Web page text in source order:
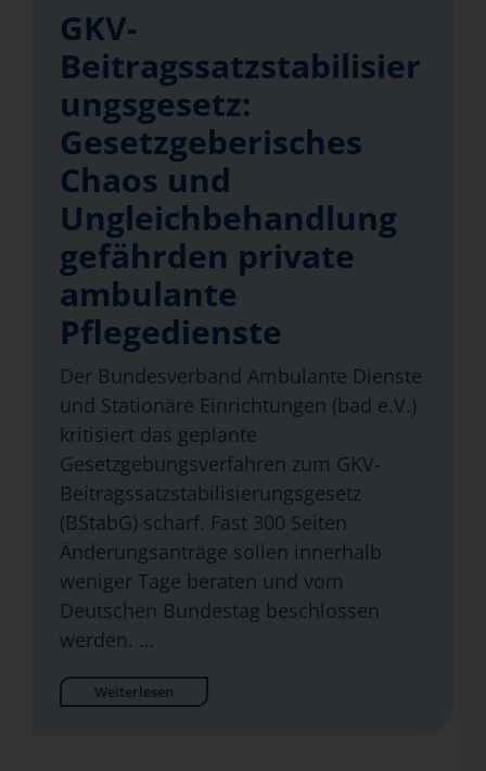
GKV-
Beitragssatzstabilisier
ungsgesetz:
Gesetzgeberisches
Chaos und
Ungleichbehandlung
gefährden private
ambulante
Pflegedienste
Der Bundesverband Ambulante Dienste
und Stationäre Einrichtungen (bad e.V.)
kritisiert das geplante
Gesetzgebungsverfahren zum GKV-
Beitragssatzstabilisierungsgesetz
(BStabG) scharf. Fast 300 Seiten
Änderungsanträge sollen innerhalb
weniger Tage beraten und vom
Deutschen Bundestag beschlossen
werden. …
Weiterlesen